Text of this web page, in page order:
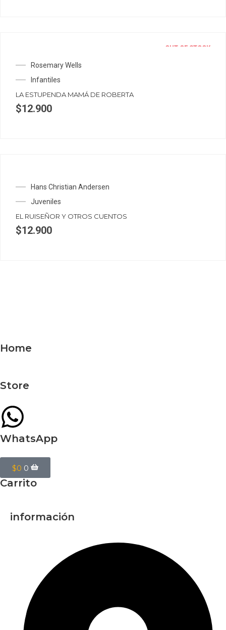
OUT OF STOCK
Rosemary Wells
Infantiles
LA ESTUPENDA MAMÁ DE ROBERTA
$12.900
Hans Christian Andersen
Juveniles
EL RUISEÑOR Y OTROS CUENTOS
$12.900
Home
Store
WhatsApp
$0 0
Carrito
información